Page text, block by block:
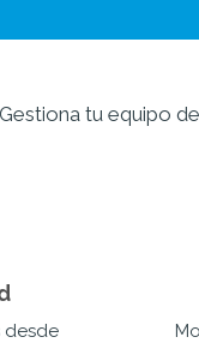
Gestiona tu equipo
desde